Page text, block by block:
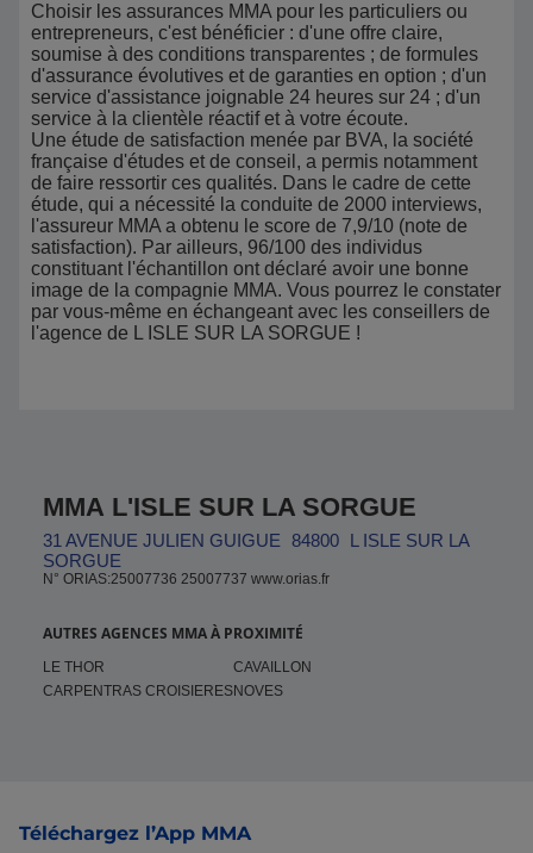
Choisir les assurances MMA pour les particuliers ou
entrepreneurs, c'est bénéficier : d'une offre claire,
soumise à des conditions transparentes ; de formules
d'assurance évolutives et de garanties en option ; d'un
service d'assistance joignable 24 heures sur 24 ; d'un
service à la clientèle réactif et à votre écoute.
Une étude de satisfaction menée par BVA, la société
française d'études et de conseil, a permis notamment
de faire ressortir ces qualités. Dans le cadre de cette
étude, qui a nécessité la conduite de 2000 interviews,
l'assureur MMA a obtenu le score de 7,9/10 (note de
satisfaction). Par ailleurs, 96/100 des individus
constituant l'échantillon ont déclaré avoir une bonne
image de la compagnie MMA. Vous pourrez le constater
par vous-même en échangeant avec les conseillers de
l'agence de L ISLE SUR LA SORGUE !
MMA L'ISLE SUR LA SORGUE
31 AVENUE JULIEN GUIGUE 84800 L ISLE SUR LA
SORGUE
N° ORIAS:25007736 25007737 www.orias.fr
AUTRES AGENCES MMA À PROXIMITÉ
LE THOR
CAVAILLON
CARPENTRAS CROISIERESNOVES
Téléchargez l’App MMA